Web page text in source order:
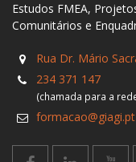
Estudos FMEA,
Comunitários e
Rua Dr. Mário
234 371 147
(chamada para a
formacao@giagi.pt